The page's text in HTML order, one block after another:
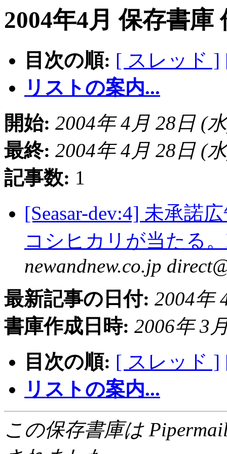
2004年4月 保存書庫
目次の順: [ スレッド ]
リストの案内...
開始: 2004年 4月 28日 (
最終: 2004年 4月 28日 (
記事数: 1
[Seasar-dev:4] 未承諾
コシヒカリが当たる
newandnew.co.jp
最新記事の日付: 2004年
書庫作成日時: 2006年 3
目次の順: [ スレッド ]
リストの案内...
この保存書庫は